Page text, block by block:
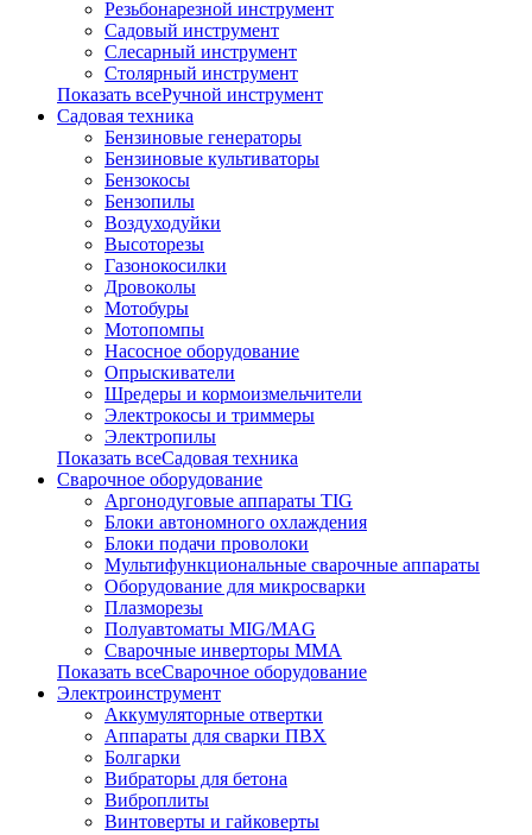
Резьбонарезной инструмент
Садовый инструмент
Слесарный инструмент
Столярный инструмент
Показать всеРучной инструмент
Садовая техника
Бензиновые генераторы
Бензиновые культиваторы
Бензокосы
Бензопилы
Воздуходуйки
Высоторезы
Газонокосилки
Дровоколы
Мотобуры
Мотопомпы
Насосное оборудование
Опрыскиватели
Шредеры и кормоизмельчители
Электрокосы и триммеры
Электропилы
Показать всеСадовая техника
Сварочное оборудование
Аргонодуговые аппараты TIG
Блоки автономного охлаждения
Блоки подачи проволоки
Мультифункциональные сварочные аппараты
Оборудование для микросварки
Плазморезы
Полуавтоматы MIG/MAG
Сварочные инверторы ММА
Показать всеСварочное оборудование
Электроинструмент
Аккумуляторные отвертки
Аппараты для сварки ПВХ
Болгарки
Вибраторы для бетона
Виброплиты
Винтоверты и гайковерты